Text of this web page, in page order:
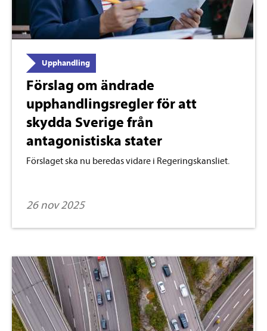
Upphandling
Förslag om ändrade
upphandlingsregler för att
skydda Sverige från
antagonistiska stater
Förslaget ska nu beredas vidare i Regeringskansliet.
26 nov 2025